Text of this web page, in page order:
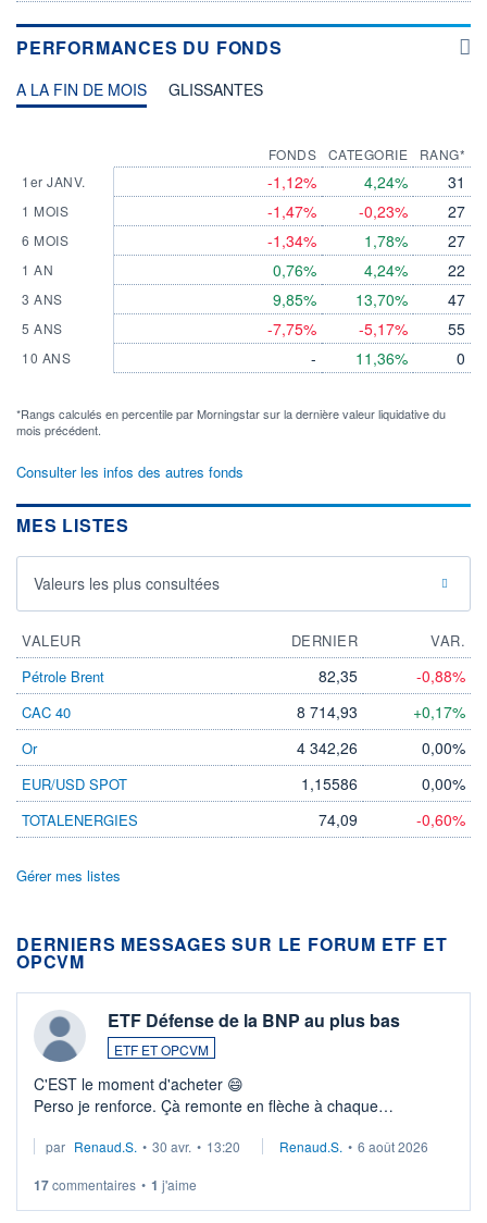
PERFORMANCES DU FONDS
A LA FIN DE MOIS GLISSANTES
1er JANV.
1 MOIS
6 MOIS
1 AN
3 ANS
5 ANS
10 ANS
FONDS
-1,12%
-1,47%
-1,34%
0,76%
9,85%
-7,75%
-
CATEGORIE
4,24%
-0,23%
1,78%
4,24%
13,70%
-5,17%
11,36%
RANG*
31
27
27
22
47
55
0
*Rangs calculés en percentile par Morningstar sur la dernière valeur liquidative du
mois précédent.
Consulter les infos des autres fonds
MES LISTES
Valeurs les plus consultées
VALEUR DERNIER
VAR.
Pétrole Brent
82,35 -0,88%
CAC 40 8 714,93 +0,17%
Or 4 342,26 0,00%
EUR/USD SPOT 1,15586 0,00%
TOTALENERGIES 74,09 -0,60%
Gérer mes listes
DERNIERS MESSAGES SUR LE FORUM ETF ET
OPCVM
ETF Défense de la BNP au plus bas
ETF ET OPCVM
C'EST le moment d'acheter 😄​
Perso je renforce. Çà remonte en flèche à chaque
Investissement long terme tip top pour sa retraite.
par Renaud.S. • 30 avr. • 13:20 Renaud.S. • 6 août 2026
17commentaires • 1 j'aime